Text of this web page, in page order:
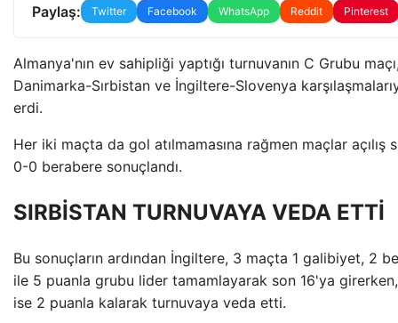
Paylaş: Twitter Facebook WhatsApp Reddit Pinterest
Almanya'nın ev sahipliği yaptığı turnuvanın C Grubu
Danimarka-Sırbistan ve İngiltere-Slovenya
erdi.
Her iki maçta da gol atılmamasına rağmen maçlar açılış
0-0 berabere sonuçlandı.
SIRBİSTAN TURNUVAYA VEDA ETTİ
Bu sonuçların ardından İngiltere, 3 maçta 1 galibiyet, 2
ile 5 puanla grubu lider tamamlayarak son 16'ya
ise 2 puanla kalarak turnuvaya veda etti.